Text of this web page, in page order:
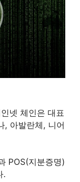
넷 체인은 대표
, 아발란체, 니어
POS(지분증명)
.